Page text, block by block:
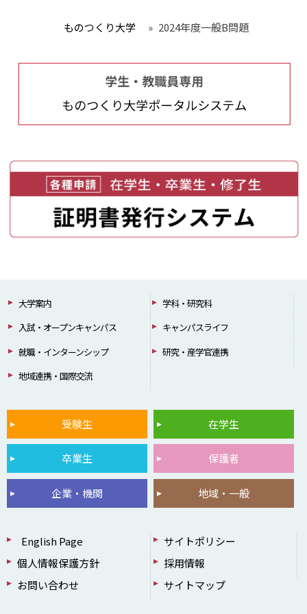
ものつくり大学 » 2024年度一般B問題
大学案内
学科・研究科
入試・オープンキャンパス
キャンパスライフ
就職・インターンシップ
研究・産学官連携
地域連携・国際交流
受験生 在学生
卒業生 保護者
企業・機関 地域・一般
English Page
サイトポリシー
個人情報保護方針
採用情報
お問い合わせ
サイトマップ